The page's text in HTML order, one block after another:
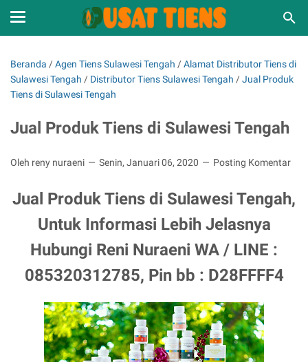
Beranda /Agen Tiens Sulawesi Tengah /Alamat Distributor Tiens di
Sulawesi Tengah / Distributor Tiens Sulawesi Tengah /Jual Produk
Tiens di Sulawesi Tengah
Jual Produk Tiens di Sulawesi Tengah
Oleh reny nuraeni Senin, Januari 06, 2020 Posting Komentar
Jual Produk Tiens di Sulawesi Tengah,
Untuk Informasi Lebih Jelasnya
Hubungi Reni Nuraeni WA / LINE :
085320312785, Pin bb : D28FFFF4